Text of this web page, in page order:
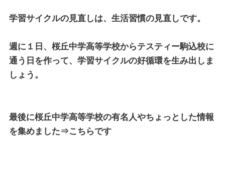
学習サイクルの見直しは、生活習慣の見直しです。
週に１日、桜丘中学高等学校からテスティー駒込校に
通う日を作って、学習サイクルの好循環を生み出しま
しょう。
最後に桜丘中学高等学校の有名人やちょっとした情報
を集めました⇒こちらです